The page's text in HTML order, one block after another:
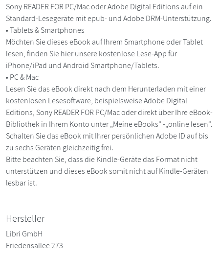
Sony READER FOR PC/Mac oder Adobe Digital Editions auf ein
Standard-Lesegeräte mit epub- und Adobe DRM-Unterstützung.
• Tablets & Smartphones
Möchten Sie dieses eBook auf Ihrem Smartphone oder Tablet
lesen, finden Sie hier unsere kostenlose Lese-App für
iPhone/iPad und Android Smartphone/Tablets.
• PC & Mac
Lesen Sie das eBook direkt nach dem Herunterladen mit einer
kostenlosen Lesesoftware, beispielsweise Adobe Digital
Editions, Sony READER FOR PC/Mac oder direkt über Ihre eBook-
Bibliothek in Ihrem Konto unter „Meine eBooks“ -„online lesen“.
Schalten Sie das eBook mit Ihrer persönlichen Adobe ID auf bis
zu sechs Geräten gleichzeitig frei.
Bitte beachten Sie, dass die Kindle-Geräte das Format nicht
unterstützen und dieses eBook somit nicht auf Kindle-Geräten
lesbar ist.
Hersteller
Libri GmbH
Friedensallee 273